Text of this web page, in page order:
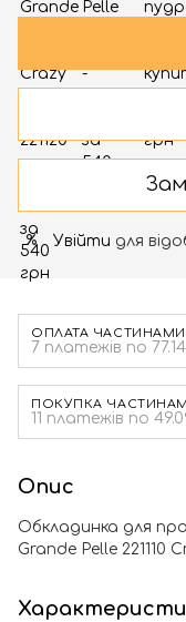
% Увійти для
ОПЛАТА ЧАСТИНАМИ
7 платежів по
ПОКУПКА
11 платежів по
Опис
Обкладинка для
Grande Pelle 221110